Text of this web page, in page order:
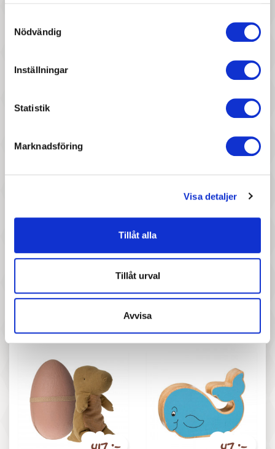
Nödvändig
Inställningar
Statistik
Marknadsföring
Visa detaljer
Tillåt alla
Tillåt urval
Avvisa
Pris
Tender leaf toys -
Countryside möbelset
Little Bird Told Me -
Gungdjur, Willow
47 :- 367 :-